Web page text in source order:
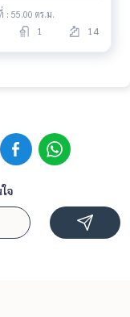
55.00 ตร.ม.
1 14
จ